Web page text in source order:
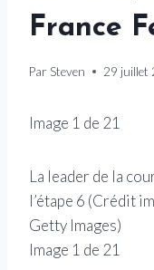
France
Par Steven 29 juillet
Image 1 de 21
La leader de la
l’étape 6 (Crédit
Getty Images)
Image 1 de 21